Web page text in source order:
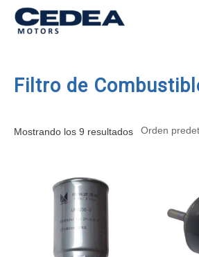
Filtro de
Mostrando los 9 resultados